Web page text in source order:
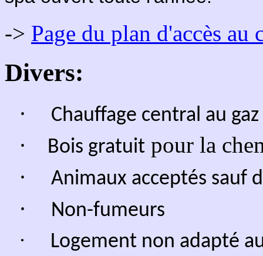
d'une
Pourquoi réserver en
En réservant
bénéficiez :